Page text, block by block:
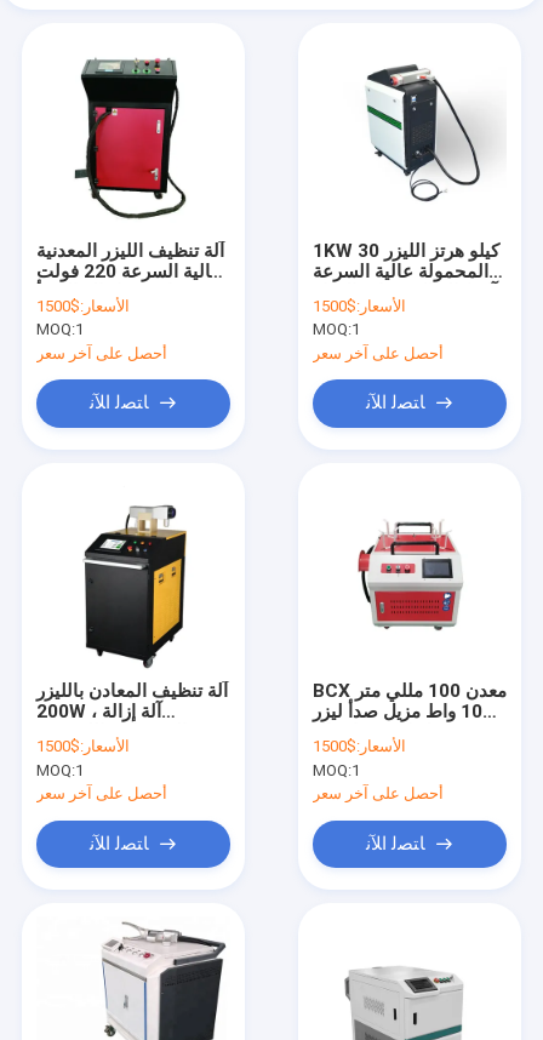
المنتجات
حول بنا
آلة تنظيف الليزر المعدنية
عالية السرعة 220 فولت
الأسعار:$1500
MOQ:1
أحصل على آخر سعر
ﺎﺘﺼﻟ ﺍﻶﻧ
1KW 30 كيلو هرتز الليزر
المحمولة عالية السرعة
آلة إزالة الترسبات المياه
التبريدالأسعار:$1500
MOQ:1
أحصل على آخر سعر
ﺎﺘﺼﻟ ﺍﻶﻧ
آلة تنظيف المعادن بالليزر
200W ، آلة إزالة
الأسعار:$1500
MOQ:1
أحصل على آخر سعر
ﺎﺘﺼﻟ ﺍﻶﻧ
BCX معدن 100 مللي متر
100 واط مزيل صدأ ليزر
محمول لا يوجد اتصال
الأسعار:$1500
MOQ:1
أحصل على آخر سعر
ﺎﺘﺼﻟ ﺍﻶﻧ